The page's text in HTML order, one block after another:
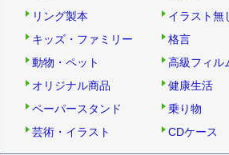
リング製本
イラスト無
キッズ・ファミリー
格言
動物・ペット
高級フィル
オリジナル商品
健康生活
ペーパースタンド
乗り物
芸術・イラスト
CDケース